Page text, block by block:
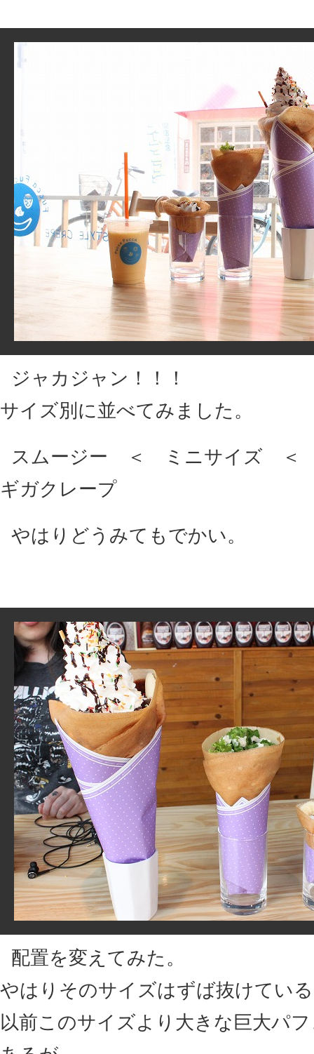
ジャカジャン！！！
サイズ別に並べてみました。
スムージー ＜ ミニサイズ
ギガクレープ
やはりどうみてもでかい。
配置を変えてみた。
やはりそのサイズはずば抜けてい
以前このサイズより大きな巨大パ